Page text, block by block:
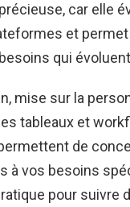
car elle
et
qui
mise sur la
tableaux et
de
à vos besoins
pour suivre